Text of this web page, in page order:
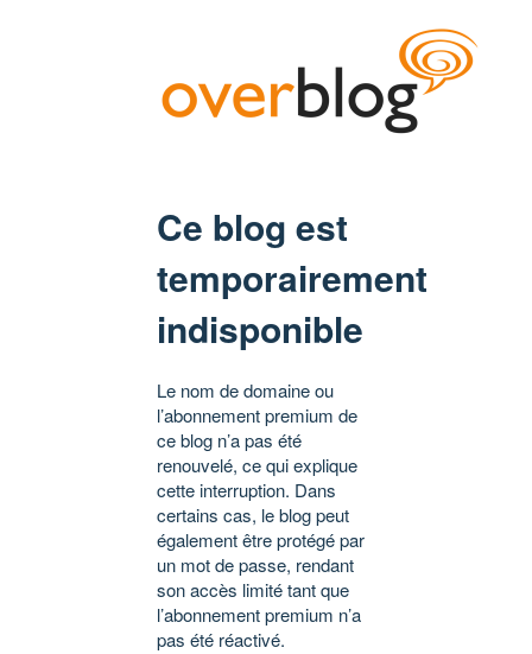
Ce blog est
temporairement
indisponible
Le nom de domaine ou
l’abonnement premium de
ce blog n’a pas été
renouvelé, ce qui explique
cette interruption. Dans
certains cas, le blog peut
également être protégé par
un mot de passe, rendant
son accès limité tant que
l’abonnement premium n’a
pas été réactivé.